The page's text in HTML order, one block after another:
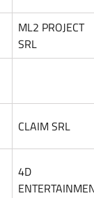
ML2 PROJECT
SRL
CLAIM SRL
4D